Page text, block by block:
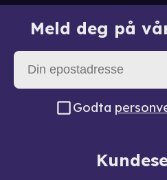
Meld deg på
Godta